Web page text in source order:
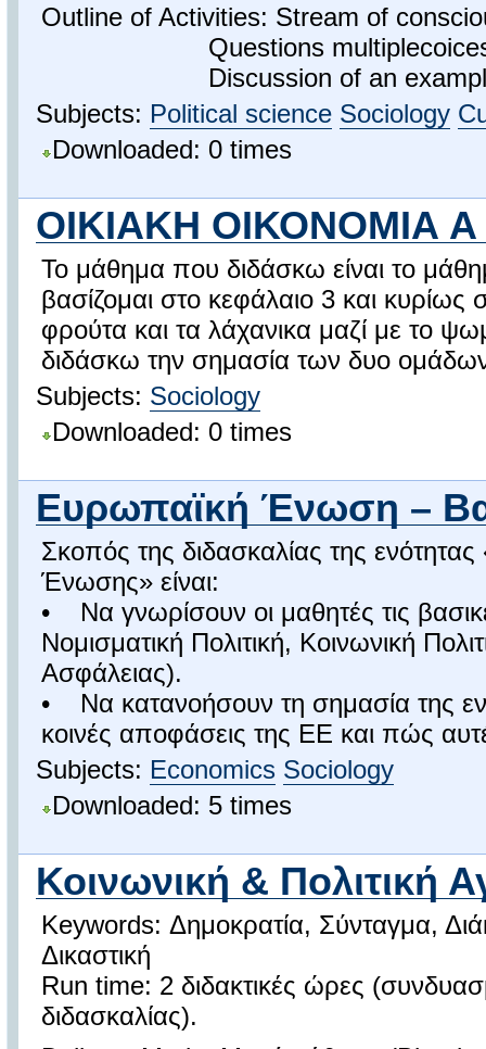
Outline of Activities: Stream of
Questions
Discussion of an example
Subjects: Political science Sociology
Downloaded: 0 times
ΟΙΚΙΑΚΗ ΟΙΚΟΝΟΜΙΑ
Το μάθημα που διδάσκω είναι το
βασίζομαι στο κεφάλαιο 3 και κυρίως
φρούτα και τα λάχανικα μαζί με το
διδάσκω την σημασία των δυο
Subjects: Sociology
Downloaded: 0 times
Ευρωπαϊκή Ένωση –
Σκοπός της διδασκαλίας της
Ένωσης» είναι:
• Να γνωρίσουν οι μαθητές τις
Νομισματική Πολιτική, Κοινωνική
Ασφάλειας).
• Να κατανοήσουν τη σημασία της
κοινές αποφάσεις της ΕΕ και πώς
Subjects: Economics Sociology
Downloaded: 5 times
Κοινωνική & Πολιτική
Keywords: Δημοκρατία, Σύνταγμα,
Δικαστική
Run time: 2 διδακτικές ώρες
διδασκαλίας).